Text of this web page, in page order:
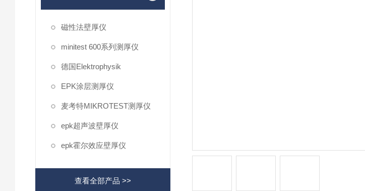
磁性法壁厚仪
minitest 600系列测厚仪
德国Elektrophysik
EPK涂层测厚仪
麦考特MIKROTEST测厚仪
epk超声波壁厚仪
epk霍尔效应壁厚仪
查看全部产品 >>